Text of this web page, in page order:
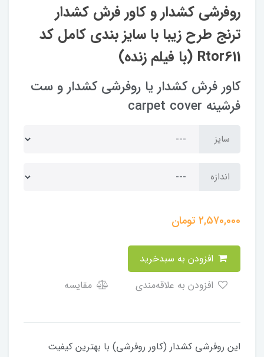
روفرشی کشدار و کاور فرش کشدار
ترنج طرح زیبا با سایز بندی کامل کد
Rtor611 (با فیلم زنده)
کاور فرش کشدار یا روفرشی کشدار و ست
فرشینه carpet cover
سایز
اندازه
2,570,000تومان
مقایسه
​​​​​​​​این روفرشی کشدار (کاور روفرشی) با بهترین کیفیت